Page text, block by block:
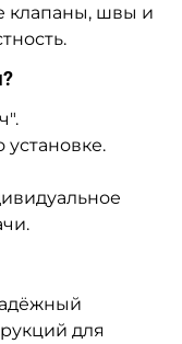
клапаны, швы и
для